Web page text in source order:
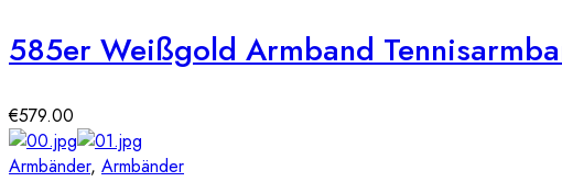
585er Weißgold Armband
€579.00
Armbänder, Armbänder